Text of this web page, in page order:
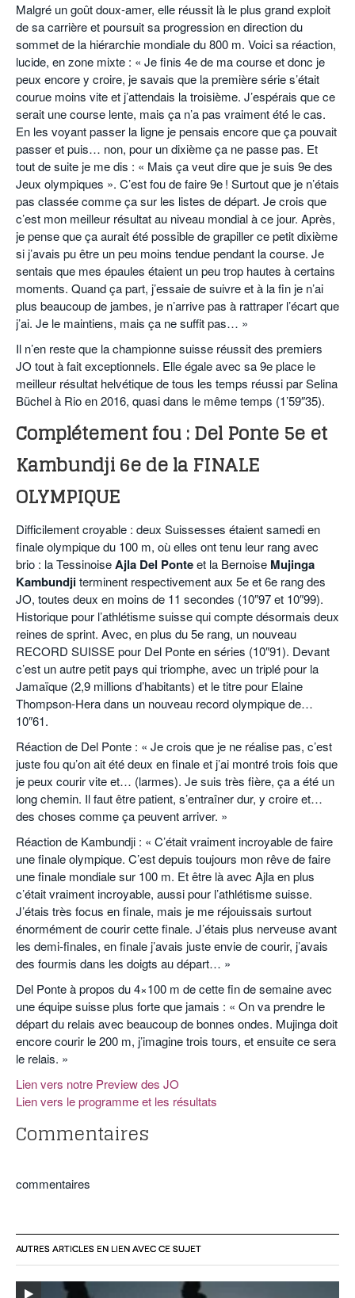
Malgré un goût doux-amer, elle réussit là le plus grand exploit
de sa carrière et poursuit sa progression en direction du
sommet de la hiérarchie mondiale du 800 m. Voici sa réaction,
lucide, en zone mixte : « Je finis 4e de ma course et donc je
peux encore y croire, je savais que la première série s’était
courue moins vite et j’attendais la troisième. J’espérais que ce
serait une course lente, mais ça n’a pas vraiment été le cas.
En les voyant passer la ligne je pensais encore que ça pouvait
passer et puis… non, pour un dixième ça ne passe pas. Et
tout de suite je me dis : « Mais ça veut dire que je suis 9e des
Jeux olympiques ». C’est fou de faire 9e! Surtout que je n’étais
pas classée comme ça sur les listes de départ. Je crois que
c’est mon meilleur résultat au niveau mondial à ce jour. Après,
je pense que ça aurait été possible de grapiller ce petit dixième
si j’avais pu être un peu moins tendue pendant la course. Je
sentais que mes épaules étaient un peu trop hautes à certains
moments. Quand ça part, j’essaie de suivre et à la fin je n’ai
plus beaucoup de jambes, je n’arrive pas à rattraper l’écart que
j’ai. Je le maintiens, mais ça ne suffit pas… »
Il n’en reste que la championne suisse réussit des premiers
JO tout à fait exceptionnels. Elle égale avec sa 9e place le
meilleur résultat helvétique de tous les temps réussi par Selina
Büchel à Rio en 2016, quasi dans le même temps (1’59″35).
Complétement fou : Del Ponte 5e et
Kambundji 6e de la FINALE
OLYMPIQUE
Difficilement croyable : deux Suissesses étaient samedi en
finale olympique du 100 m, où elles ont tenu leur rang avec
brio : la TessinoiseAjla Del Ponteet la Bernoise Mujinga
Kambundjiterminent respectivement aux 5e et 6e rang des
JO, toutes deux en moins de 11 secondes (10″97 et 10″99).
Historique pour l’athlétisme suisse qui compte désormais deux
reines de sprint. Avec, en plus du 5e rang, un nouveau
RECORD SUISSE pour Del Ponte en séries (10″91). Devant
c’est un autre petit pays qui triomphe, avec un triplé pour la
Jamaïque (2,9 millions d’habitants) et le titre pour Elaine
Thompson-Hera dans un nouveau record olympique de…
10″61.
Réaction de Del Ponte : « Je crois que je ne réalise pas, c’est
juste fou qu’on ait été deux en finale et j’ai montré trois fois que
je peux courir vite et… (larmes). Je suis très fière, ça a été un
long chemin. Il faut être patient, s’entraîner dur, y croire et…
des choses comme ça peuvent arriver. »
Réaction de Kambundji : « C’était vraiment incroyable de faire
une finale olympique. C’est depuis toujours mon rêve de faire
une finale mondiale sur 100 m. Et être là avec Ajla en plus
c’était vraiment incroyable, aussi pour l’athlétisme suisse.
J’étais très focus en finale, mais je me réjouissais surtout
énormément de courir cette finale. J’étais plus nerveuse avant
les demi-finales, en finale j’avais juste envie de courir, j’avais
des fourmis dans les doigts au départ… »
Del Ponte à propos du 4×100 m de cette fin de semaine avec
une équipe suisse plus forte que jamais : « On va prendre le
départ du relais avec beaucoup de bonnes ondes. Mujinga doit
encore courir le 200 m, j’imagine trois tours, et ensuite ce sera
le relais. »
Lien vers notre Preview des JO
Lien vers le programme et les résultats
Commentaires
commentaires
AUTRES ARTICLES EN LIEN AVEC CE SUJET